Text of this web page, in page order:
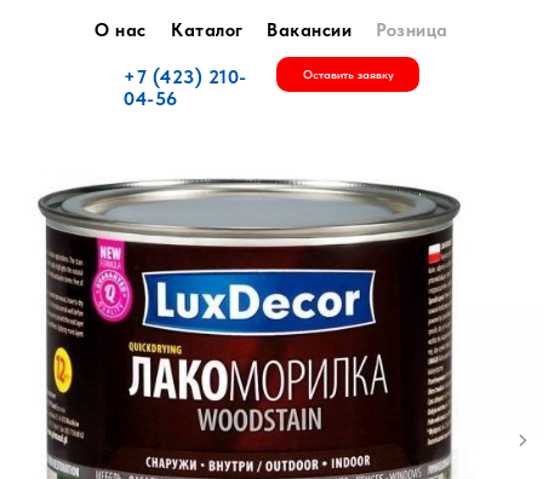
+7 (423) 210-
04-56
Оставить заявку
О нас Каталог Вакансии Розница